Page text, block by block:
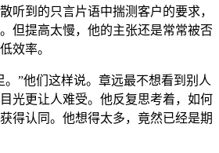
听到的只言片语中揣测客户的要求，
但提高太慢，他的主张还是常常被否
效率。
。”他们这样说。章远最不想看到别人
光更让人难受。他反复思考着，如何
得认同。他想得太多，竟然已经是期